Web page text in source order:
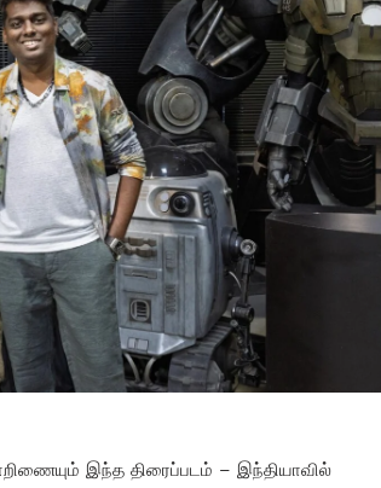
இந்த திரைப்படம் – இந்தியாவில்